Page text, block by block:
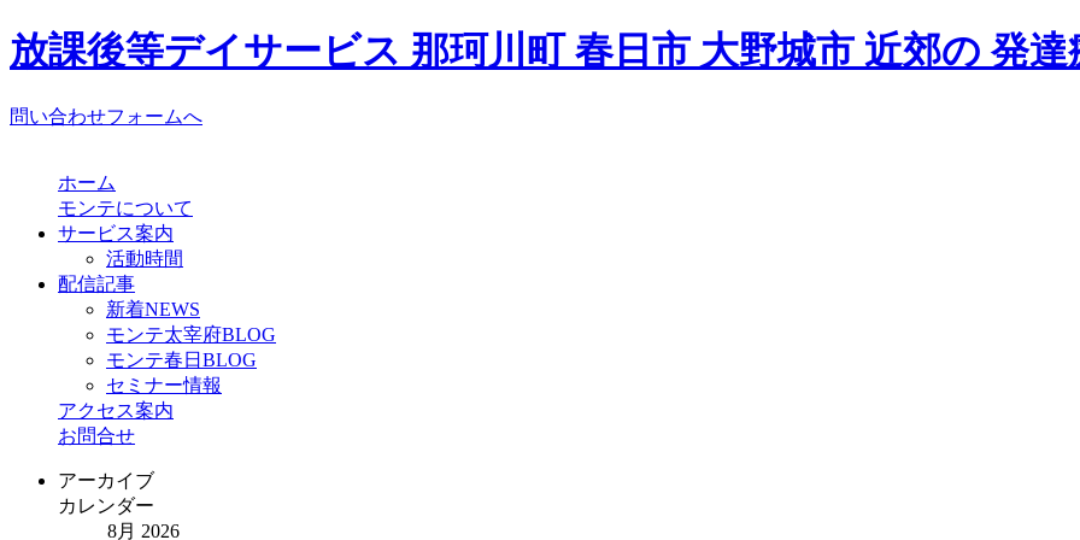
放課後等デイサービス 那珂川町 春日市 大野城市 近郊の 発
問い合わせフォームへ
ホーム
モンテについて
サービス案内
活動時間
配信記事
新着NEWS
モンテ太宰府BLOG
モンテ春日BLOG
セミナー情報
アクセス案内
お問合せ
アーカイブ
カレンダー
8月 2026